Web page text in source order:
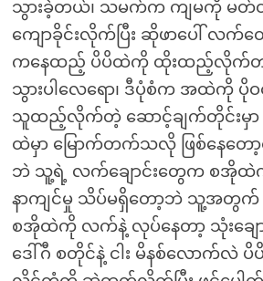
သွားခဲ့တယ်၊ သမက်က ကျမကို မတ်
ကျောခိုင်းလိုက်ပြီး ဆိုဖာပေါ် လက်
ကနေထည့် ပိပိထဲကို ထိုးထည့်လိုက်တာ
သွားပါလေရော၊ ဒီပုံစံက အထဲကို ပိုဝင်
သူထည့်လိုက်တဲ့ ဆောင့်ချက်တိုင်းမှာ
ထဲမှာ မြောက်တက်သလို ဖြစ်နေတေ
ဘဲ သူ့ရဲ့ လက်ချောင်းတွေက စအို
နာကျင်မှု သိပ်မရှိတော့ဘဲ သူ့အ
စအိုထဲကို လက်နဲ့ လုပ်နေတာ့ သုံးချောင်
ဒေါ်ဂီ စတိုင်နဲ့ ငါး မိနစ်လောက်လဲ ပိ